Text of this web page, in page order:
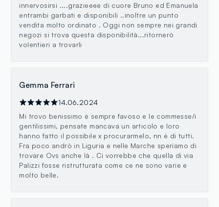
innervosirsi ....grazieeee di cuore Bruno ed Emanuela
entrambi garbati e disponibili ..inoltre un punto
vendita molto ordinato . Oggi non sempre nei grandi
negozi si trova questa disponibilità...ritornerò
volentieri a trovarli
Gemma Ferrari
14.06.2024
Mi trovo benissimo è sempre favoso e le commesse/i
gentilissimi, pensate mancava un articolo e loro
hanno fatto il possibile x procurarmelo, nn è di tutti.
Fra poco andrò in Liguria e nelle Marche speriamo di
trovare Ovs anche là . Ci vorrebbe che quella di via
Palizzi fosse ristrutturata come ce ne sono varie e
molto belle.